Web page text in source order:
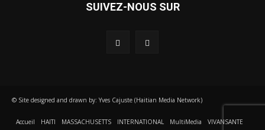
SUIVEZ-NOUS SUR
© Site designed and drawn by: Yves Cajuste (Haitian Media Network)
Accueil HAITI MASSACHUSETTS INTERNATIONAL MultiMedia VIVANSANTE